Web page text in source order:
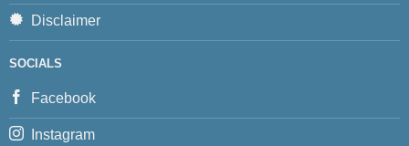
Disclaimer
SOCIALS
Facebook
Instagram